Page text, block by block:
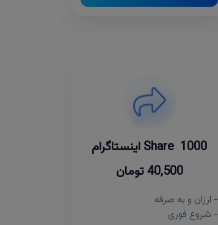
1000 Share اینستاگرام
40,500 تومان
- ارزان و به صرفه
- شروع فوری